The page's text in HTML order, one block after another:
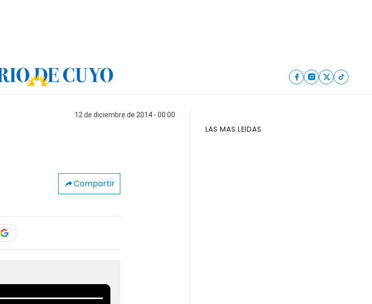
12 de diciembre de 2014 - 00:00
Compartir
LAS MAS LEIDAS